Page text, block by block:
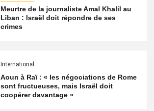
Meurtre de la journaliste Amal Khalil au
Liban : Israël doit répondre de ses
crimes
International
Aoun à Raï : « les négociations de Rome
sont fructueuses, mais Israël doit
coopérer davantage »